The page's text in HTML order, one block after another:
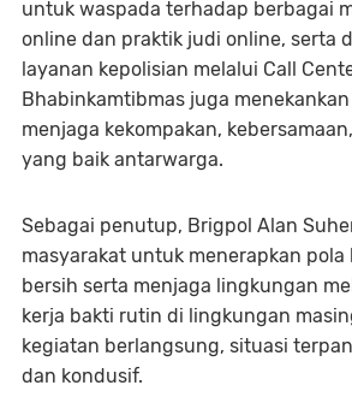
untuk waspada terhadap berbagai
online dan praktik judi online, serta
layanan kepolisian melalui Call
Bhabinkamtibmas juga
menjaga kekompakan,
yang baik antarwarga.
Sebagai penutup, Brigpol Alan
masyarakat untuk menerapkan
bersih serta menjaga lingkungan
kerja bakti rutin di lingkungan
kegiatan berlangsung, situasi
dan kondusif.